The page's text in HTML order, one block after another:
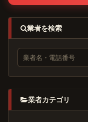
業者を検索
業者カテゴリ